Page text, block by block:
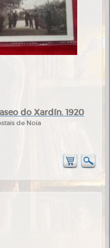
do Xardín. 1920
de Noia